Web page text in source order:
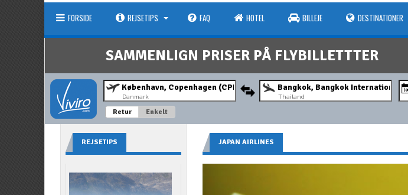
FORSIDE REJSETIPS FAQ HOTEL BILLEJE DESTINATIONER
SAMMENLIGN PRISER PÅ FLYBILLETTTER
Danmark Thailand
Retur Enkelt
JAPAN AIRLINES
REJSETIPS